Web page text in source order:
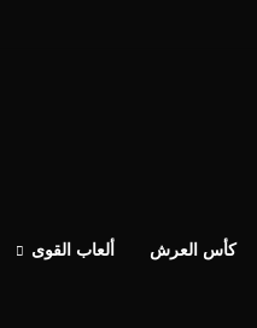
الوداد عيط ليهم قاضي التحقيق..
كأس العرش ألعاب القوى